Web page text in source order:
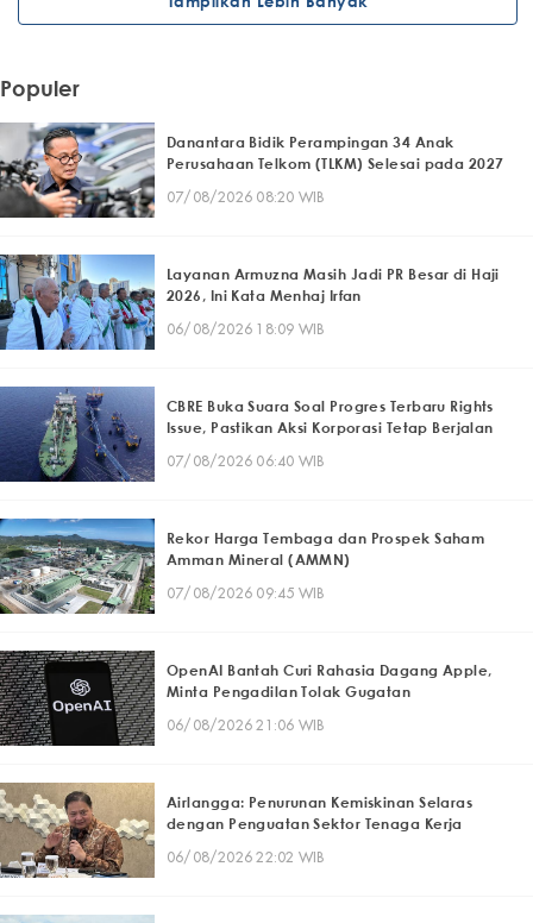
Populer
Danantara Bidik Perampingan 34 Anak
Perusahaan Telkom (TLKM) Selesai pada 2027
07/08/2026 08:20 WIB
Layanan Armuzna Masih Jadi PR Besar di Haji
2026, Ini Kata Menhaj Irfan
06/08/2026 18:09 WIB
CBRE Buka Suara Soal Progres Terbaru Rights
Issue, Pastikan Aksi Korporasi Tetap Berjalan
07/08/2026 06:40 WIB
Rekor Harga Tembaga dan Prospek Saham
Amman Mineral (AMMN)
07/08/2026 09:45 WIB
OpenAI Bantah Curi Rahasia Dagang Apple,
Minta Pengadilan Tolak Gugatan
06/08/2026 21:06 WIB
Airlangga: Penurunan Kemiskinan Selaras
dengan Penguatan Sektor Tenaga Kerja
06/08/2026 22:02 WIB